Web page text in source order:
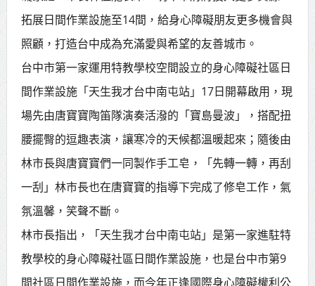
不對稱戰力
蔣萬安再拋出「倒閣說」 喊推陳其
邁組閣
賴總統肯定「金唐獎」得獎者及入
圍者 允諾完善支持體系
拓展日間作業設施至14間，給身心障礙朋友更多機會與
照顧，打造台中成為充滿愛與希望的友善城市。
台中市第一家運用特教學校空間設立的身心障礙社區日
間作業設施「天生我才台中南屯站」17日開幕啟用，現
場先由唐寶寶陶笛隊演奏活潑的「寶島曼波」，搭配扭
腰擺臀的逗趣表演，讓寒冷的天候都溫暖起來；隨後由
林市長與唐寶寶們一同製作手工皂，「先轉一轉，再刮
一刮」林市長也在唐寶寶的指導下完成了修皂工作，氣
氛溫馨，笑聲不斷。
林市長指出，「天生我才台中南屯站」是第一家進駐特
教學校的身心障礙社區日間作業設施，也是台中市第9
間社區日間作業設施，而今年正逢國際身心障礙權利公